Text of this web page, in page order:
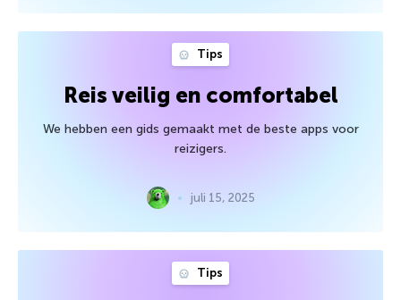
Tips
Reis veilig en comfortabel
We hebben een gids gemaakt met de beste apps voor
reizigers.
juli 15, 2025
Tips